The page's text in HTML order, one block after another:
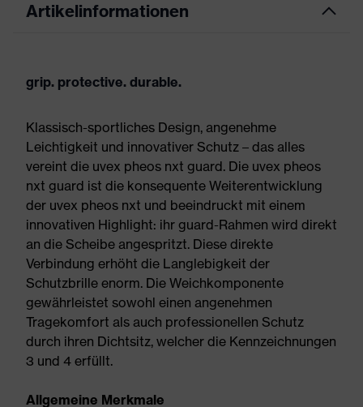
Artikelinformationen
grip. protective. durable.
Klassisch-sportliches Design, angenehme
Leichtigkeit und innovativer Schutz – das alles
vereint die uvex pheos nxt guard. Die uvex pheos
nxt guard ist die konsequente Weiterentwicklung
der uvex pheos nxt und beeindruckt mit einem
innovativen Highlight: ihr guard-Rahmen wird direkt
an die Scheibe angespritzt. Diese direkte
Verbindung erhöht die Langlebigkeit der
Schutzbrille enorm. Die Weichkomponente
gewährleistet sowohl einen angenehmen
Tragekomfort als auch professionellen Schutz
durch ihren Dichtsitz, welcher die Kennzeichnungen
3 und 4 erfüllt.
Allgemeine Merkmale